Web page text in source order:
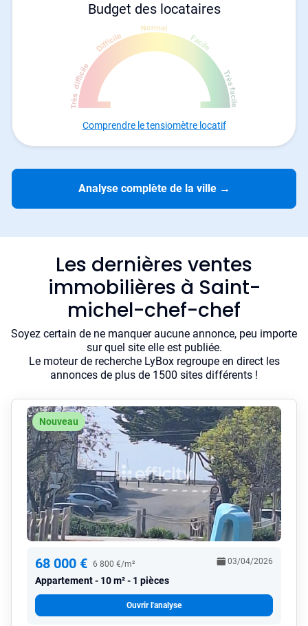
Budget des locataires
Comprendre le tensiomètre locatif
Analyse complète de la ville →
Les dernières ventes
immobilières à Saint-
michel-chef-chef
Soyez certain de ne manquer aucune annonce, peu importe
sur quel site elle est publiée.
Le moteur de recherche LyBox regroupe en direct les
annonces de plus de 1500 sites différents !
Nouveau
68 000 € 6 800 €/m²
Appartement 10 m² - 1 pièces
03/04/2026
Ouvrir l'analyse